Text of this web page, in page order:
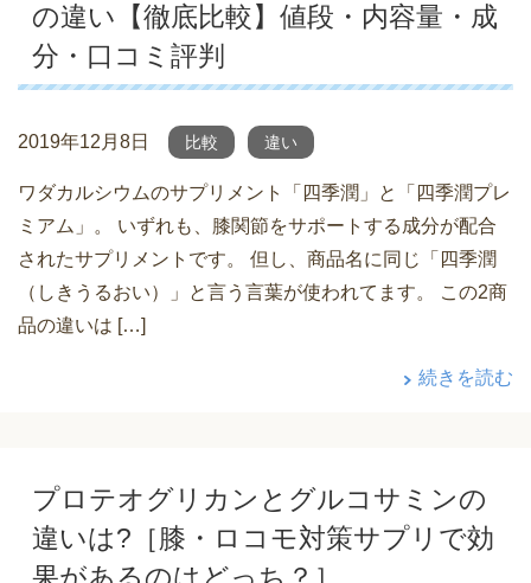
の違い【徹底比較】値段・内容量・成
分・口コミ評判
2019年12月8日 比較 違い
ワダカルシウムのサプリメント「四季潤」と「四季潤プレ
ミアム」。 いずれも、膝関節をサポートする成分が配合
されたサプリメントです。 但し、商品名に同じ「四季潤
（しきうるおい）」と言う言葉が使われてます。 この2商
品の違いは […]
続きを読む
プロテオグリカンとグルコサミンの
違いは?［膝・ロコモ対策サプリで効
果があるのはどっち？］